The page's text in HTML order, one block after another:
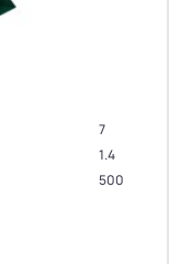
7
1.4
500